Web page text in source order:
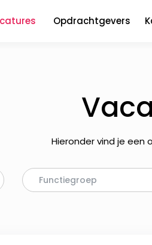
Opdrachtgevers
Hieronder vind je een
Functiegroep